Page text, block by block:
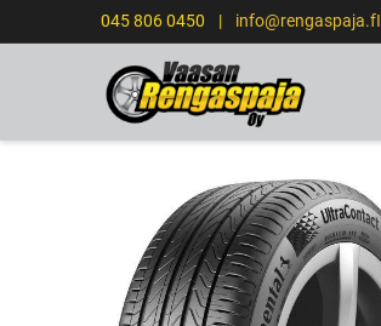
045 806 0450 | info@rengaspaja.fI